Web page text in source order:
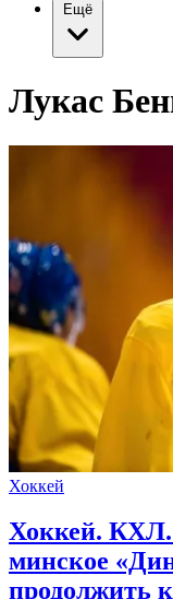
Ещё
Лукас
Хоккей
Хоккей. КХЛ.
минское
продолжить